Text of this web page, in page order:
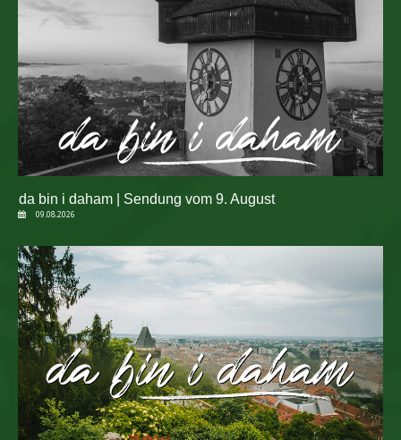
da bin i daham | Sendung vom 9. August
09.08.2026